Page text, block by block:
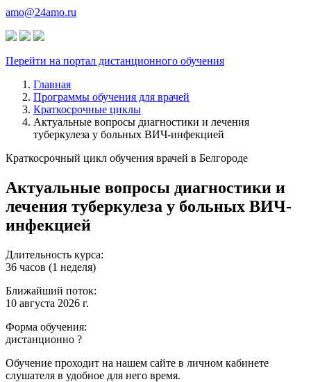
amo@24amo.ru
Перейти на портал дистанционного обучения
Главная
Программы обучения для врачей
Краткосрочные циклы
Актуальные вопросы диагностики и лечения
туберкулеза у больных ВИЧ-инфекцией
Краткосрочный цикл обучения врачей в Белгороде
Актуальные вопросы диагностики и
лечения туберкулеза у больных ВИЧ-
инфекцией
Длительность курса:
36 часов (1 неделя)
Ближайший поток:
10 августа 2026 г.
Форма обучения:
дистанционно ?
Обучение проходит на нашем сайте в личном кабинете
слушателя в удобное для него время.